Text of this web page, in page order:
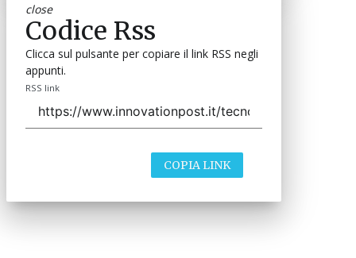
close
Codice Rss
Clicca sul pulsante per copiare il link RSS negli
appunti.
RSS link
COPIA LINK